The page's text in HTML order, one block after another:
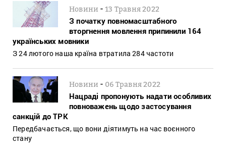
Новини -13 Травня 2022
З початку повномасштабного
вторгнення мовлення припинили 164
українських мовники
З 24 лютого наша країна втратила 284 частоти
Новини - 06 Травня 2022
Нацраді пропонують надати особливих
повноважень щодо застосування
санкцій до ТРК
Передбачається, що вони діятимуть на час воєнного
стану